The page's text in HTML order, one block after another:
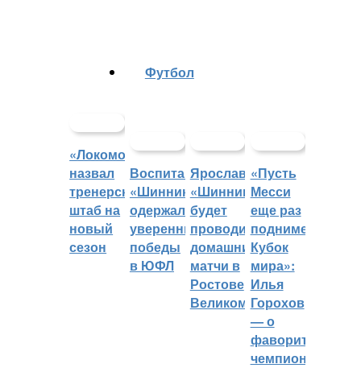
«Локомотив»
назвал
тренерский
штаб на
новый
сезон
Футбол
Воспитанники
«Шинника»
одержали
уверенные
победы
в ЮФЛ
Ярославский
«Шинник»
будет
проводить
домашние
матчи в
Ростове
Великом
«Пусть
Месси
еще раз
поднимет
Кубок
мира»:
Илья
Горохов
— о
фаворитах
чемпионата